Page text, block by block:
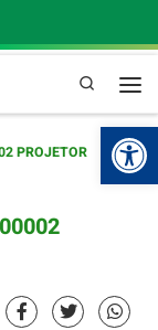
Pesquisa
PROJETOR